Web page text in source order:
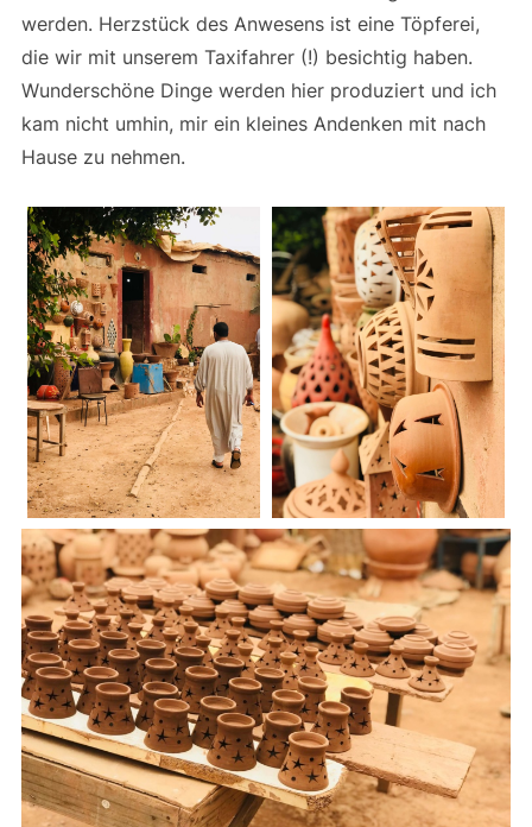
werden. Herzstück des Anwesens ist eine Töpferei,
die wir mit unserem Taxifahrer (!) besichtig haben.
Wunderschöne Dinge werden hier produziert und ich
kam nicht umhin, mir ein kleines Andenken mit nach
Hause zu nehmen.